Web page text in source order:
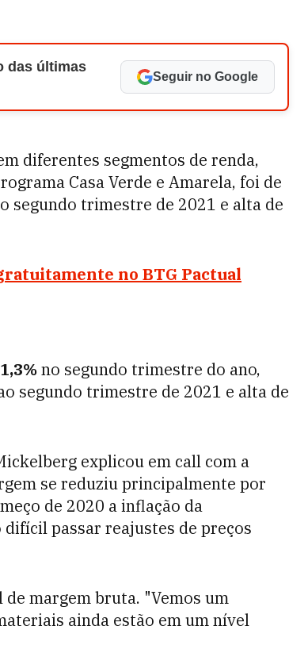
das últimas
Seguir no Google
diferentes segmentos de renda,
Casa Verde e Amarela, foi de
segundo trimestre de 2021 e alta de
no BTG Pactual
no segundo trimestre do ano,
segundo trimestre de 2021 e alta de
explicou em call com a
se reduziu principalmente por
de 2020 a inflação da
passar reajustes de preços
margem bruta. "Vemos um
ainda estão em um nível